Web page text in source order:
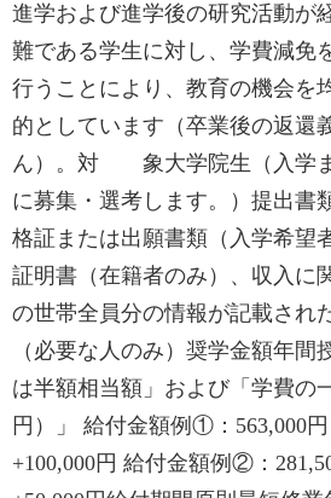
進学および進学後の研究活動が
難である学生に対し、学費減免
行うことにより、教育の機会を
的としています（卒業後の返還
ん）。対 象大学院生（入学
に募集・選考します。）提出書
格証または出願書類（入学希望
証明書（在籍者のみ）、収入に
の世帯全員分の情報が記載され
（必要な人のみ）奨学金額年間
は半額相当額」および「学費の
円）」 給付金額例①：563,000円
+100,000円 給付金額例②：